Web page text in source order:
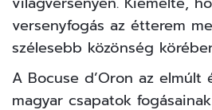
versenyfogás az étterem
szélesebb közönség
A Bocuse d’Oron az
magyar csapatok